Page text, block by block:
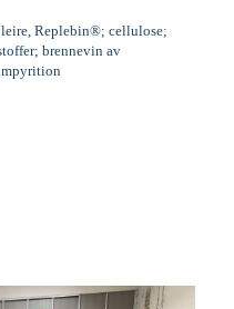
Replebin®; cellulose;
brennevin av